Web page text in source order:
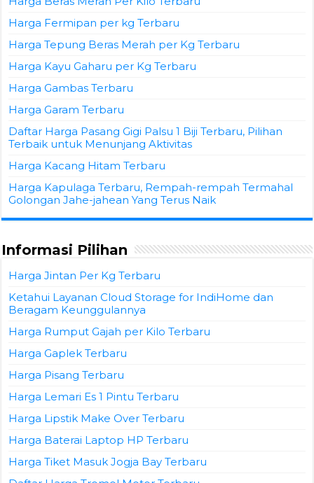
Harga Fermipan per kg Terbaru
Harga Tepung Beras Merah per Kg Terbaru
Harga Kayu Gaharu per Kg Terbaru
Harga Gambas Terbaru
Harga Garam Terbaru
Daftar Harga Pasang Gigi Palsu 1 Biji Terbaru, Pilihan
Terbaik untuk Menunjang Aktivitas
Harga Kacang Hitam Terbaru
Harga Kapulaga Terbaru, Rempah-rempah Termahal
Golongan Jahe-jahean Yang Terus Naik
Informasi Pilihan
Harga Jintan Per Kg Terbaru
Ketahui Layanan Cloud Storage for IndiHome dan
Beragam Keunggulannya
Harga Rumput Gajah per Kilo Terbaru
Harga Gaplek Terbaru
Harga Pisang Terbaru
Harga Lemari Es 1 Pintu Terbaru
Harga Lipstik Make Over Terbaru
Harga Baterai Laptop HP Terbaru
Harga Tiket Masuk Jogja Bay Terbaru